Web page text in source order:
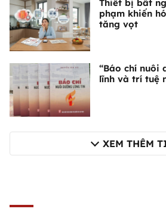
Thiết bị bất
phạm khiến
tăng vọt
“Báo chí nuôi
lĩnh và trí tuệ
XEM THÊM